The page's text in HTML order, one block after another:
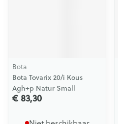
Bota
Bota Tovarix 20/i Kous
Agh+p Natur Small
€ 83,30